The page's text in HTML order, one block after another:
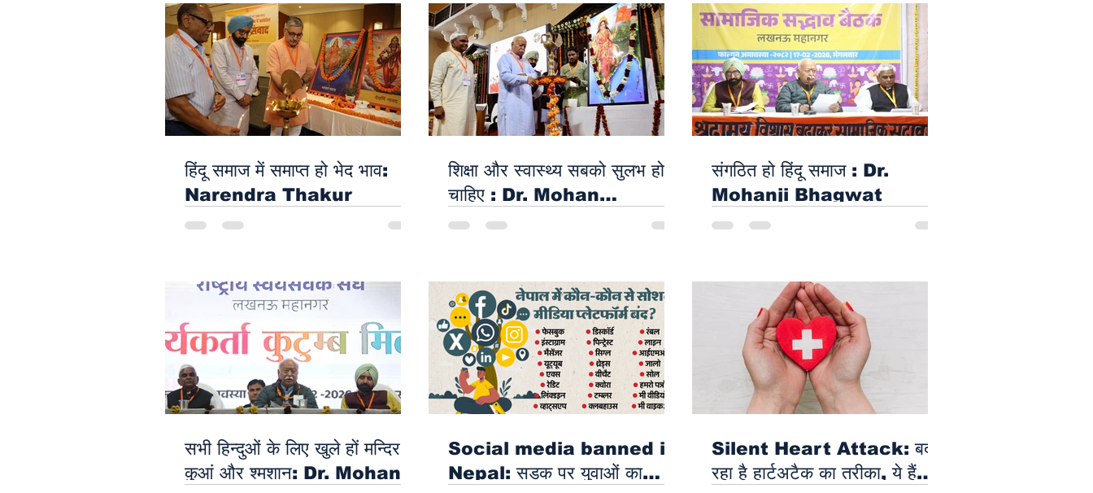
दुर्लभ गैस्ट्रिक वोल्वुलस का सफल
इमरजेंसी ऑपरेशन: Yatharth
Hospital Noida ने 64 वर्षीय
मरीज की बचाई जान
दिव्यता और भव्यता के साथ
Devendra Mohan
Bhaiya Ji के सानिध्य में मनाया
गया संत कृपाल सिंह जी महाराज का
जन्मदिवस एवं भंडारा
Rajni Care Foundation
के सेवाकार्य बने समाज में वंचित वर्ग के
लिए एक उम्मीद का धागा –
Devendra Mohan
Bhaiya Ji
Devendra Mohan
Bhaiya ji की अगुवाई में उत्साह
और सांस्कृतिक गौरव के साथ बरेली
में निकली सनातन जन जागृति शोभा
यात्रा
निज़ामी बंधु और दास्तानगोई के साथ
Gomti Book Festival पर
चढ़ा सूफियाना रंग
कहानी, शायरी और संगीत : Gomti
Book Festival का सातवां दिन
लखनऊ में रहा यादगार
हिंदू समाज में समाप्त हो भेद भाव:
Narendra Thakur
शिक्षा और स्वास्थ्य सबको सुलभ होना
चाहिए : Dr. Mohan
Bhagwat
संगठित हो हिंदू समाज : Dr.
Mohanji Bhagwat
सभी हिन्दुओं के लिए खुले हों मन्दिर,
कुआं और श्मशान: Dr. Mohan
Social media banned in
Nepal: सड़क पर युवाओं का
Silent Heart Attack: बदल
रहा है हार्टअटैक का तरीका, ये हैं